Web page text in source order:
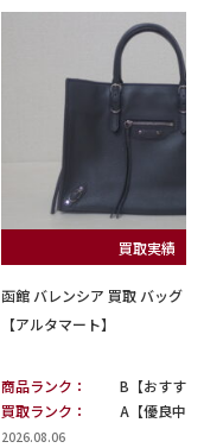
買取実績
函館 バレンシア 買取 バッグ｜
【アルタマート】
商品ランク：
B【おすすめ
買取ランク：
A【優良中古
2026.08.06